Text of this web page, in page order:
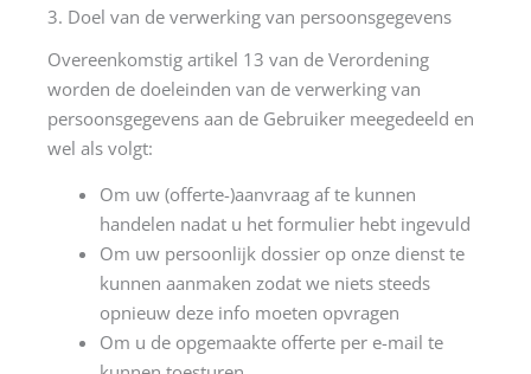
3. Doel van de verwerking van persoonsgegevens
Overeenkomstig artikel 13 van de Verordening
worden de doeleinden van de verwerking van
persoonsgegevens aan de Gebruiker meegedeeld en
wel als volgt:
Om uw (offerte-)aanvraag af te kunnen
handelen nadat u het formulier hebt ingevuld
Om uw persoonlijk dossier op onze dienst te
kunnen aanmaken zodat we niets steeds
opnieuw deze info moeten opvragen
Om u de opgemaakte offerte per e-mail te